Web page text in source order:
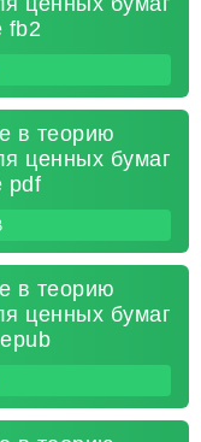
fb2
в теорию
ценных бумаг
pdf
в теорию
ценных бумаг